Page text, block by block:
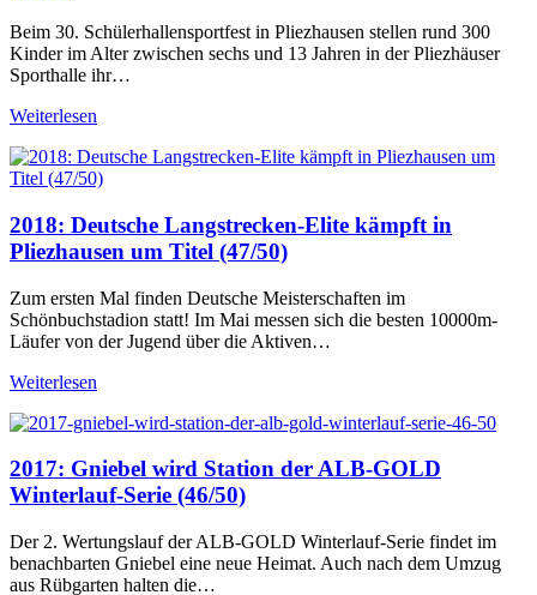
Beim 30. Schülerhallensportfest in Pliezhausen stellen rund 300
Kinder im Alter zwischen sechs und 13 Jahren in der Pliezhäuser
Sporthalle ihr…
Weiterlesen
2018: Deutsche Langstrecken-Elite kämpft in
Pliezhausen um Titel (47/50)
Zum ersten Mal finden Deutsche Meisterschaften im
Schönbuchstadion statt! Im Mai messen sich die besten 10000m-
Läufer von der Jugend über die Aktiven…
Weiterlesen
2017: Gniebel wird Station der ALB-GOLD
Winterlauf-Serie (46/50)
Der 2. Wertungslauf der ALB-GOLD Winterlauf-Serie findet im
benachbarten Gniebel eine neue Heimat. Auch nach dem Umzug
aus Rübgarten halten die…